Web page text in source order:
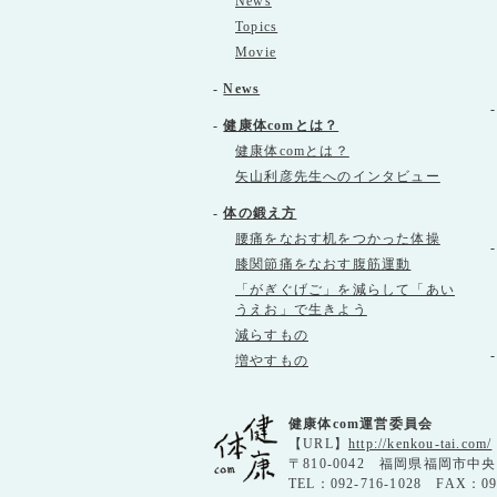
Topics
Movie
-News
-健康体comとは？
健康体comとは？
矢山利彦先生へのインタビュー
-体の鍛え方
腰痛をなおす机をつかった体操
膝関節痛をなおす腹筋運動
「がぎぐげご」を減らして「あい
うえお」で生きよう
減らすもの
増やすもの
-
-
-
健康体com運営委員会
【URL】 http://kenkou-tai.com/
〒810-0042 福岡県福岡市中
TEL：092-716-1028 FAX：